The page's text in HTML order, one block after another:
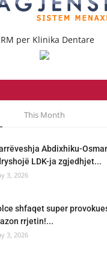
per Klinika Dentare
This Month
Abdixhiku-
LDK-ja zgjedhjet...
3, 2026
shfaqet super
rrjetin!...
3, 2026